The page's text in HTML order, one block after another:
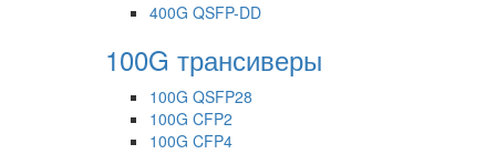
400G QSFP-DD
100G трансиверы
100G QSFP28
100G CFP2
100G CFP4